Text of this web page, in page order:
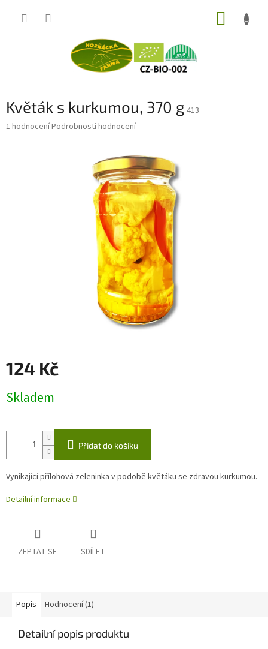
Květák s kurkumou, 370 g 413
Průměrné
1 hodnoceníPodrobnosti hodnocení
124 Kč
cena:
Skladem
Přidat do košíku
Vynikající přílohová zeleninka v podobě květáku se zdravou kurkumou.
Detailní informace
ZEPTAT SE SDÍLET
Popis Hodnocení (1)
Detailní popis produktu